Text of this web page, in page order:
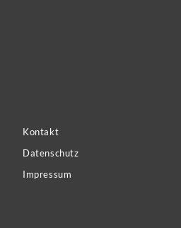
Kontakt
Datenschutz
Impressum